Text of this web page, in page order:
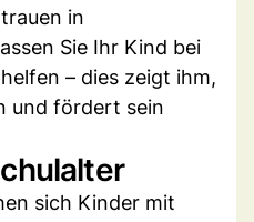
in
Sie Ihr Kind bei
– dies zeigt ihm,
und fördert sein
sich Kinder mit